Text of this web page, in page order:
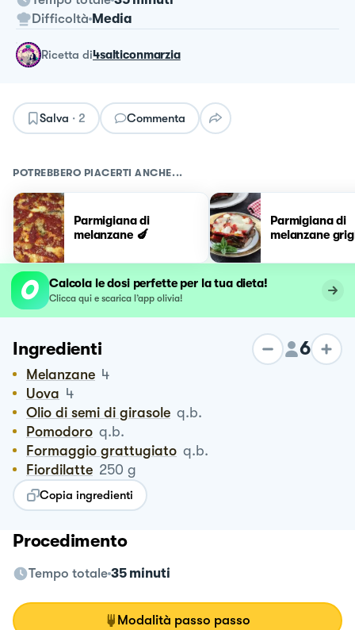
Difficoltà Media
ricetta di4salticonmarzia
Salva · 2 Commenta
POTREBBERO PIACERTI ANCHE...
Parmigiana di
melanzane 🍆
Parmigiana di
melanzane
Calcola le dosi perfette per la tua dieta!
Clicca qui e scarica l’app olivia!
Ingredienti 6
Melanzane 4
Uova 4
Olio di semi di girasole q.b.
Pomodoro q.b.
Formaggio grattugiato q.b.
Fiordilatte 250 g
Copia ingredienti
Procedimento
Tempo totale 35 minuti
Modalità passo passo